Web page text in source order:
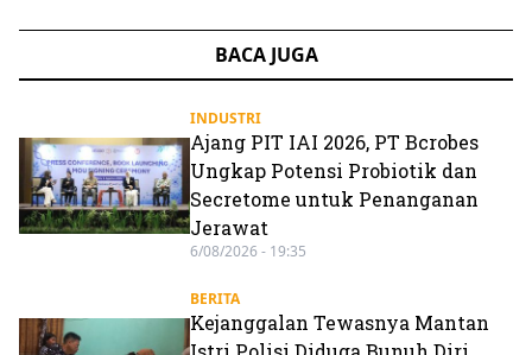
BACA JUGA
INDUSTRI
Ajang PIT IAI 2026, PT Bcrobes
Ungkap Potensi Probiotik dan
Secretome untuk Penanganan
Jerawat
6/08/2026 - 19:35
BERITA
Kejanggalan Tewasnya Mantan